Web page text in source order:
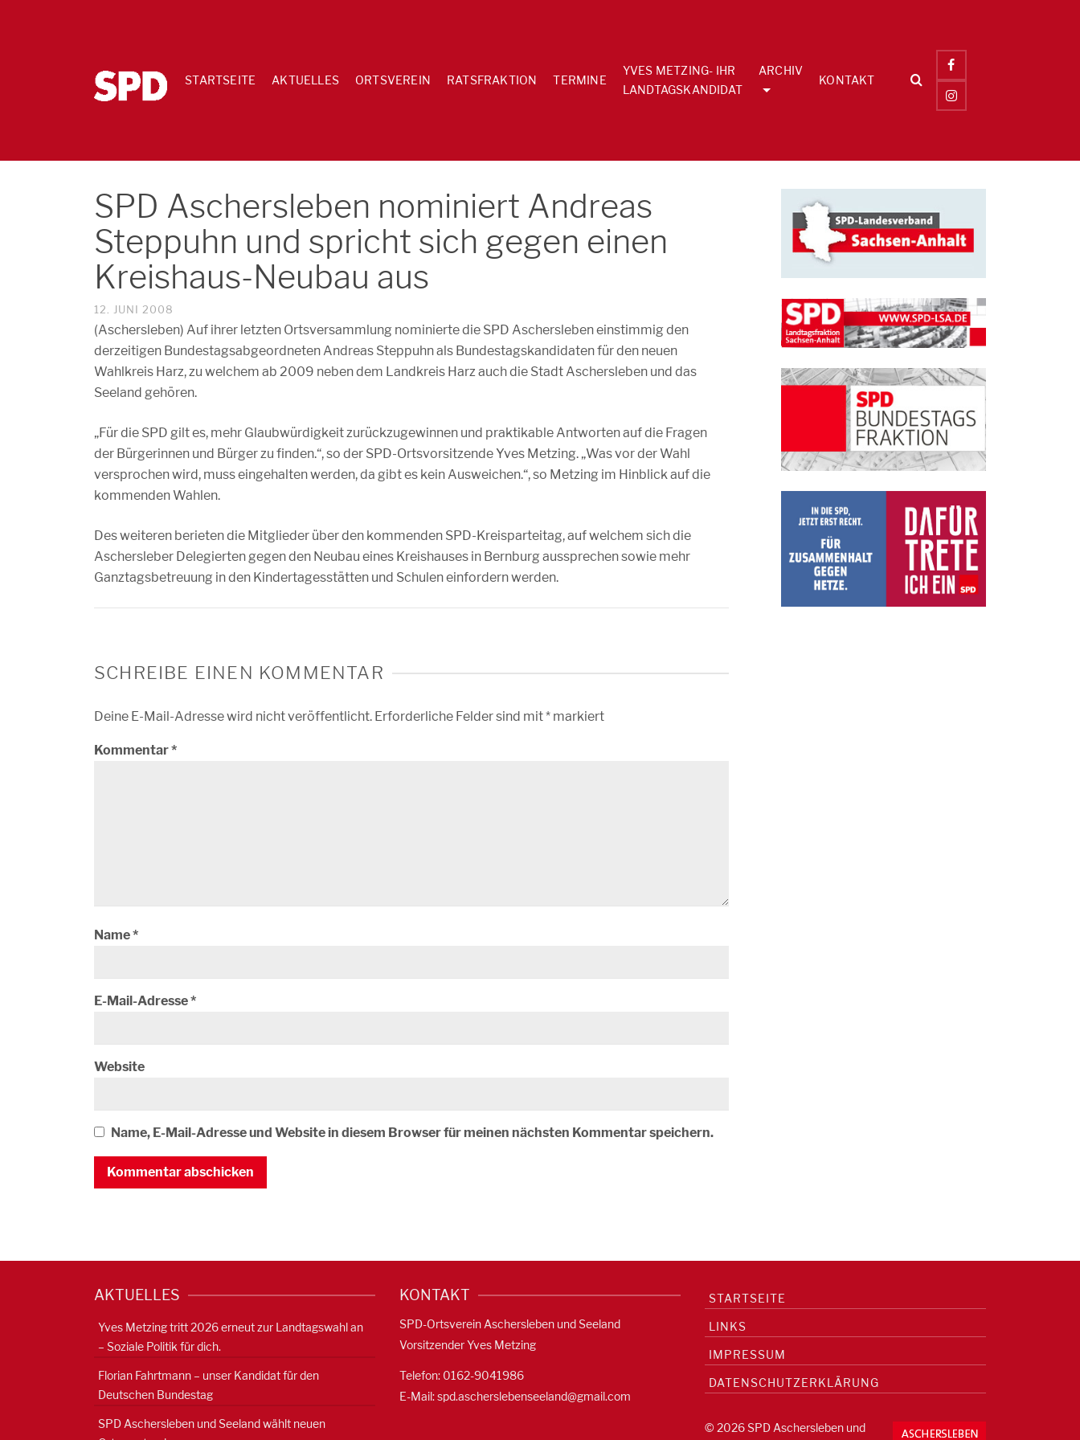
STARTSEITE AKTUELLES ORTSVEREIN RATSFRAKTION TERMINE
YVES METZING- IHR
LANDTAGSKANDIDAT
ARCHIV
KONTAKT
SPD Aschersleben nominiert Andreas
Steppuhn und spricht sich gegen einen
Kreishaus-Neubau aus
12. JUNI 2008
(Aschersleben) Auf ihrer letzten Ortsversammlung nominierte die SPD Aschersleben einstimmig den
derzeitigen Bundestagsabgeordneten Andreas Steppuhn als Bundestagskandidaten für den neuen
Wahlkreis Harz, zu welchem ab 2009 neben dem Landkreis Harz auch die Stadt Aschersleben und das
Seeland gehören.
„Für die SPD gilt es, mehr Glaubwürdigkeit zurückzugewinnen und praktikable Antworten auf die Fragen
der Bürgerinnen und Bürger zu finden.“, so der SPD-Ortsvorsitzende Yves Metzing. „Was vor der Wahl
versprochen wird, muss eingehalten werden, da gibt es kein Ausweichen.“, so Metzing im Hinblick auf die
kommenden Wahlen.
Des weiteren berieten die Mitglieder über den kommenden SPD-Kreisparteitag, auf welchem sich die
Aschersleber Delegierten gegen den Neubau eines Kreishauses in Bernburg aussprechen sowie mehr
Ganztagsbetreuung in den Kindertagesstätten und Schulen einfordern werden.
SCHREIBE EINEN KOMMENTAR
Deine E-Mail-Adresse wird nicht veröffentlicht. Erforderliche Felder sind mit* markiert
Kommentar*
Name*
E-Mail-Adresse*
Website
Name, E-Mail-Adresse und Website in diesem Browser für meinen nächsten Kommentar speichern.
AKTUELLES
Yves Metzing tritt 2026 erneut zur Landtagswahl an
– Soziale Politik für dich.
Florian Fahrtmann – unser Kandidat für den
Deutschen Bundestag
SPD Aschersleben und Seeland wählt neuen
KONTAKT
SPD-Ortsverein Aschersleben und Seeland
Vorsitzender Yves Metzing
Telefon: 0162-9041986
E-Mail:spd.ascherslebenseeland@gmail.com
STARTSEITE
LINKS
IMPRESSUM
DATENSCHUTZERKLÄRUNG
© 2026 SPD Aschersleben und